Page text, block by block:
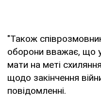
"Також
оборони вважає, що
мати на меті
щодо закінчення
повідомленні.